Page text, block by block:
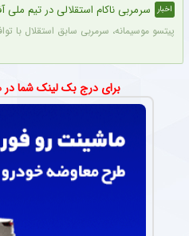
اخبار سرمربی ناکام استقلالی در تیم ملی
پیتسو موسیمانه، سرمربی سابق استقلال با
برای درج بک لینک شما